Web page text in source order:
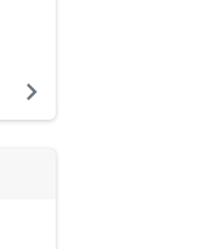
navigate_next